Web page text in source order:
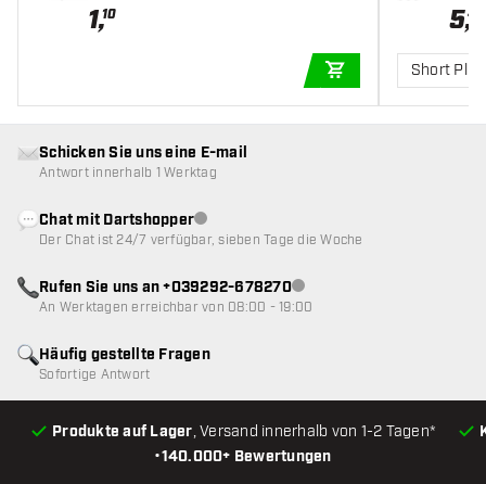
1,10
IN DEN
5,49
Short Plus
•140.000+ Bewertungen
Produkte auf Lager, Versand innerhalb von 1-2 Tagen*
Häufig gestellte Fragen
Sofortige Antwort
Schicken Sie uns eine E-mail
Antwort innerhalb 1 Werktag
Chat mit DartshopperKundenservice nicht verfügbar
Der Chat ist 24/7 verfügbar, sieben Tage die Woche
Rufen Sie uns an +039292-678270Kundenservice nicht
An Werktagen erreichbar von 08:00 - 19:00